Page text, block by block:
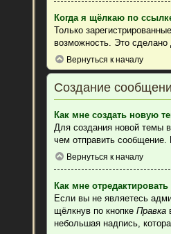
Когда я щёлкаю по
Только
возможность. Это сделано
Вернуться к началу
Создание
Как мне создать новую
Для создания новой темы
чем отправить
Вернуться к началу
Как мне
Если вы не являетесь
щёлкнув по кнопкеПравка
небольшая надпись,